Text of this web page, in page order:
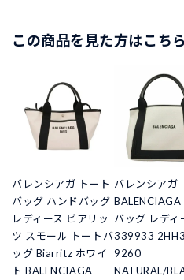
この商品を見た方はこち
バレンシアガ トート
バッグ ハンドバッグ
レディース ビアリッ
ツ スモール トートバ
ッグ Biarritz ホワイ
ト BALENCIAGA
バレンシアガ
BALENCIAGA
バッグ レディ
339933
9260
NATURAL/